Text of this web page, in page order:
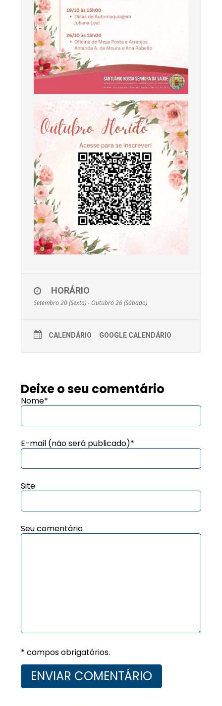
HORÁRIO
Setembro 20 (Sexta) - Outubro 26 (Sábado)
CALENDÁRIO GOOGLE CALENDÁRIO
Deixe o seu comentário
Nome*
E-mail (não será publicado)*
Site
Seu comentário
* campos obrigatórios.